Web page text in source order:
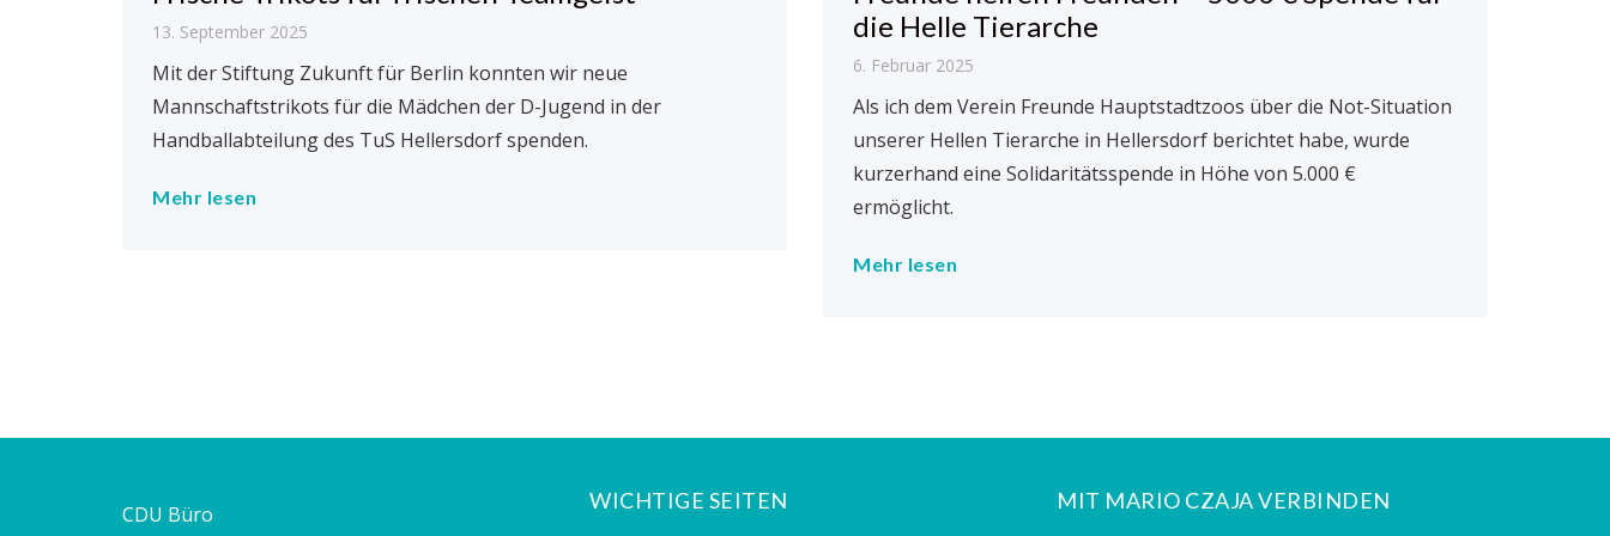
13. September 2025
Mit der Stiftung Zukunft für Berlin konnten wir neue
Mannschaftstrikots für die Mädchen der D-Jugend in der
Handballabteilung des TuS Hellersdorf spenden.
Mehr lesen
die Helle Tierarche
6. Februar 2025
Als ich dem Verein Freunde Hauptstadtzoos über die Not-Situation
unserer Hellen Tierarche in Hellersdorf berichtet habe, wurde
kurzerhand eine Solidaritätsspende in Höhe von 5.000 €
ermöglicht.
Mehr lesen
CDU Büro
WICHTIGE SEITEN MIT MARIO CZAJA VERBINDEN